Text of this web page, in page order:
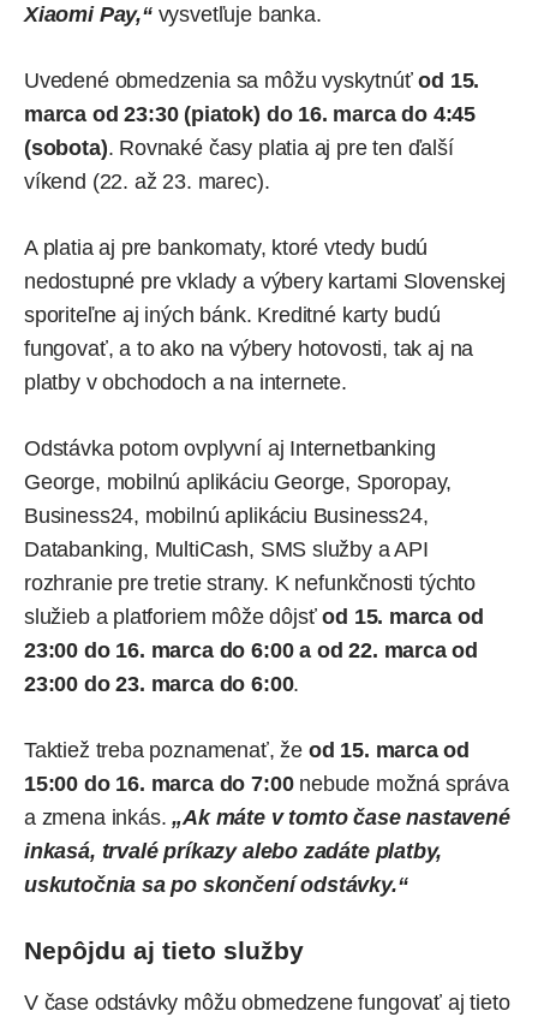
Xiaomi Pay,“vysvetľuje banka.
Uvedené obmedzenia sa môžu vyskytnúťod 15.
marca od 23:30 (piatok) do 16. marca do 4:45
(sobota). Rovnaké časy platia aj pre ten ďalší
víkend (22. až 23. marec).
A platia aj pre bankomaty, ktoré vtedy budú
nedostupné pre vklady a výbery kartami Slovenskej
sporiteľne aj iných bánk. Kreditné karty budú
fungovať, a to ako na výbery hotovosti, tak aj na
platby v obchodoch a na internete.
Odstávka potom ovplyvní aj Internetbanking
George, mobilnú aplikáciu George, Sporopay,
Business24, mobilnú aplikáciu Business24,
Databanking, MultiCash, SMS služby a API
rozhranie pre tretie strany. K nefunkčnosti týchto
služieb a platforiem môže dôjsťod 15. marca od
23:00 do 16. marca do 6:00 a od 22. marca od
23:00 do 23. marca do 6:00.
Taktiež treba poznamenať, žeod 15. marca od
15:00 do 16. marca do 7:00nebude možná správa
a zmena inkás.„Ak máte v tomto čase nastavené
inkasá, trvalé príkazy alebo zadáte platby,
uskutočnia sa po skončení odstávky.“
Nepôjdu aj tieto služby
V čase odstávky môžu obmedzene fungovať aj tieto